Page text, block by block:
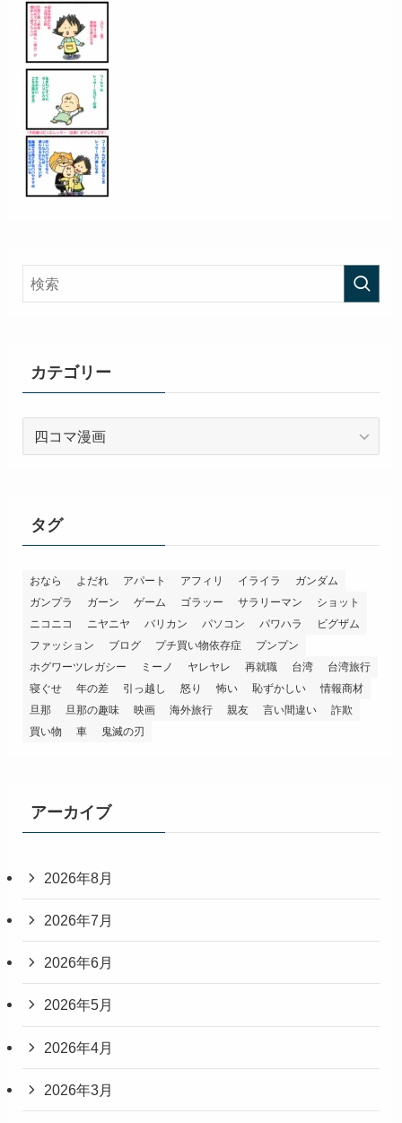
カテゴリー
タグ
おなら よだれ アパート アフィリ イライラ
ガンダム
ガンプラ
ガーン ゲーム ゴラッー サラリーマン
ショット
ニコニコ
ニヤニヤ バリカン パソコン パワハラ
ビグザム
ファッション
ブログ プチ買い物依存症
プンプン
ホグワーツレガシー
ミーノ ヤレヤレ 再就職 台湾
台湾旅行
寝ぐせ
年の差 引っ越し 怒り 怖い 恥ずかしい
情報商材
旦那
旦那の趣味 映画 海外旅行 親友 言い間違い
詐欺
買い物
車 鬼滅の刃
アーカイブ
2026年8月
2026年7月
2026年6月
2026年5月
2026年4月
2026年3月